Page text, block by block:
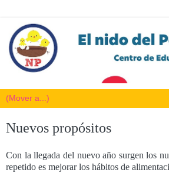
Nuevos propósitos
Con la llegada del nuevo año surgen los
repetido es mejorar los hábitos de